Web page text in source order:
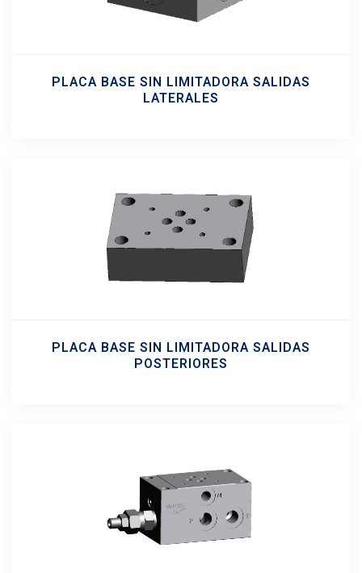
PLACA BASE SIN LIMITADORA SALIDAS
LATERALES
PLACA BASE SIN LIMITADORA SALIDAS
POSTERIORES